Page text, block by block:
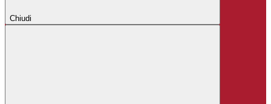
Chiudi